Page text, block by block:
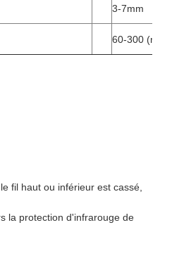
3-7mm
60-300 (m/
fil haut ou inférieur est cassé,
la protection d'infrarouge de